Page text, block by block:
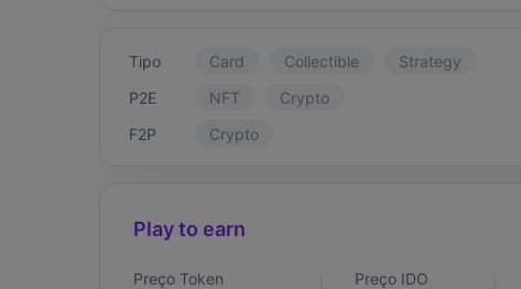
Tipo Card Collectible
Strategy
P2E
NFT
Crypto
F2P
Crypto
Play to earn
Preço Token Preço IDO